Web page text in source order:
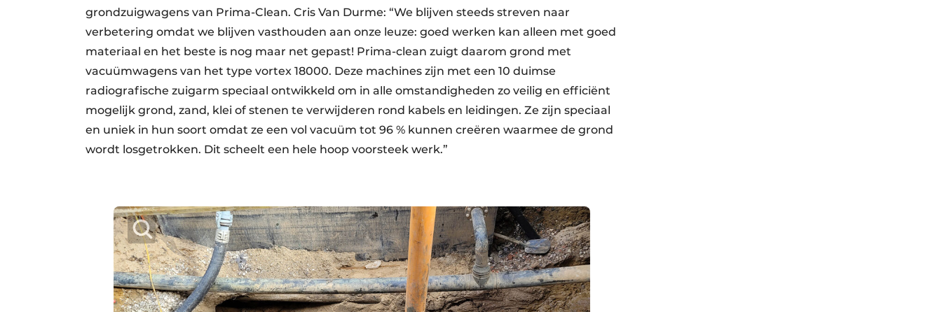
grondzuigwagens van Prima-Clean. Cris Van Durme: “We blijven steeds streven naar
verbetering omdat we blijven vasthouden aan onze leuze: goed werken kan alleen met goed
materiaal en het beste is nog maar net gepast! Prima-clean zuigt daarom grond met
vacuümwagens van het type vortex 18000. Deze machines zijn met een 10 duimse
radiografische zuigarm speciaal ontwikkeld om in alle omstandigheden zo veilig en efficiënt
mogelijk grond, zand, klei of stenen te verwijderen rond kabels en leidingen. Ze zijn speciaal
en uniek in hun soort omdat ze een vol vacuüm tot 96 % kunnen creëren waarmee de grond
wordt losgetrokken. Dit scheelt een hele hoop voorsteek werk.”